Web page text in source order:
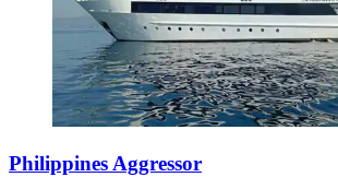
Philippines Aggressor